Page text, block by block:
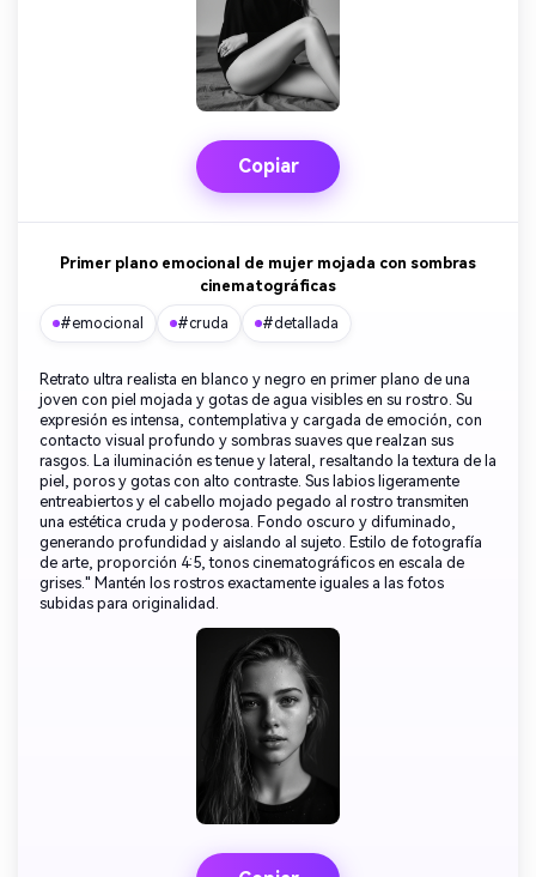
Copiar
Primer plano emocional de mujer mojada con sombras
cinematográficas
#emocional #cruda #detallada
Retrato ultra realista en blanco y negro en primer plano de una
joven con piel mojada y gotas de agua visibles en su rostro. Su
expresión es intensa, contemplativa y cargada de emoción, con
contacto visual profundo y sombras suaves que realzan sus
rasgos. La iluminación es tenue y lateral, resaltando la textura de la
piel, poros y gotas con alto contraste. Sus labios ligeramente
entreabiertos y el cabello mojado pegado al rostro transmiten
una estética cruda y poderosa. Fondo oscuro y difuminado,
generando profundidad y aislando al sujeto. Estilo de fotografía
de arte, proporción 4:5, tonos cinematográficos en escala de
grises." Mantén los rostros exactamente iguales a las fotos
subidas para originalidad.